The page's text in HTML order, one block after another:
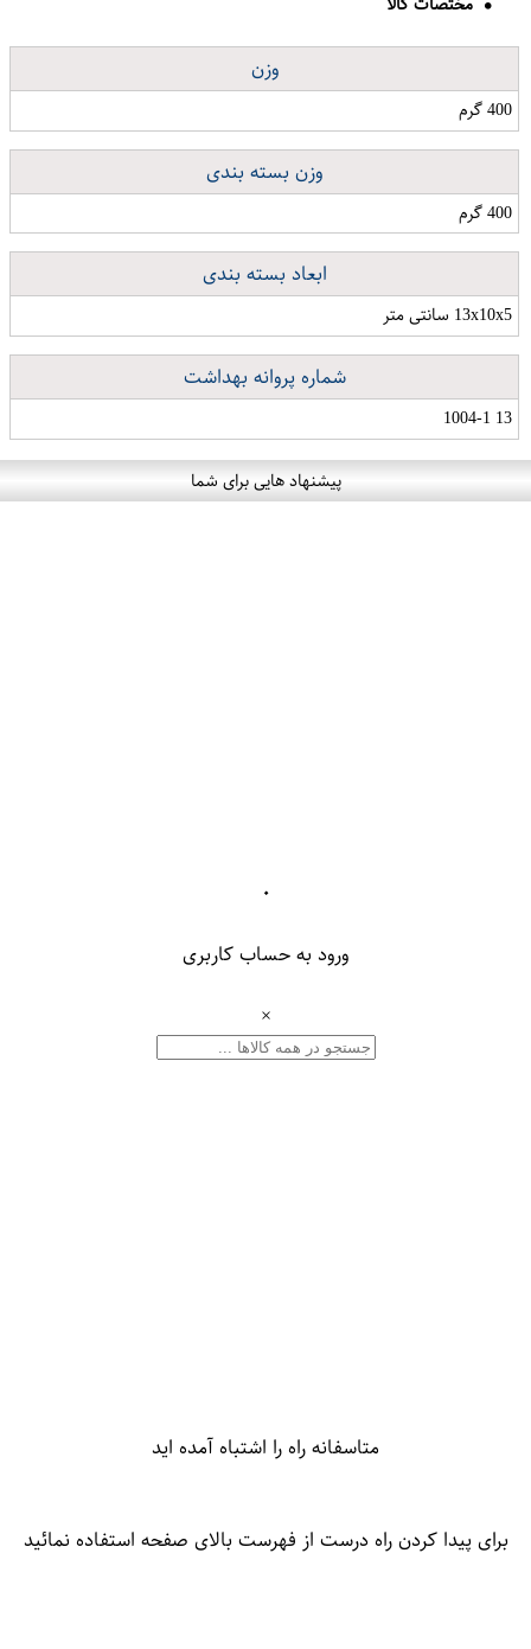
وزن
400 گرم
وزن بسته بندی
400 گرم
ابعاد بسته بندی
13x10x5 سانتی متر
شماره پروانه بهداشت
13 1004-1
پیشنهاد هایی برای شما
۰
ورود به حساب کاربری
×
متاسفانه راه را اشتباه آمده اید
برای پیدا کردن راه درست از فهرست بالای صفحه استفاده نمائید